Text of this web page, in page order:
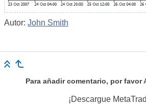
Autor: John Smith
Para añadir comentario, por favor
¡Descargue